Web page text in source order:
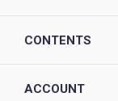
CONTENTS
ACCOUNT